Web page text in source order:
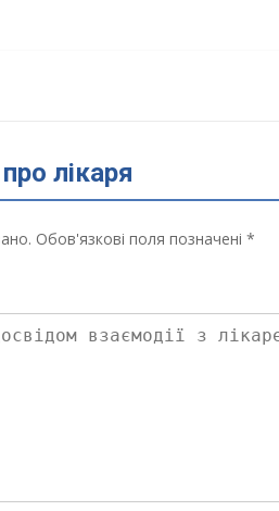
лікаря
Обов'язкові поля позначені *